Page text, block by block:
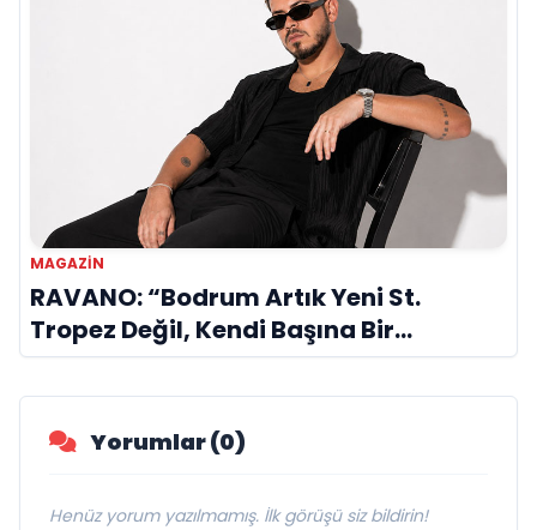
MAGAZİN
RAVANO: “Bodrum Artık Yeni St.
Tropez Değil, Kendi Başına Bir
Referans”
Yorumlar (0)
Henüz yorum yazılmamış. İlk görüşü siz bildirin!